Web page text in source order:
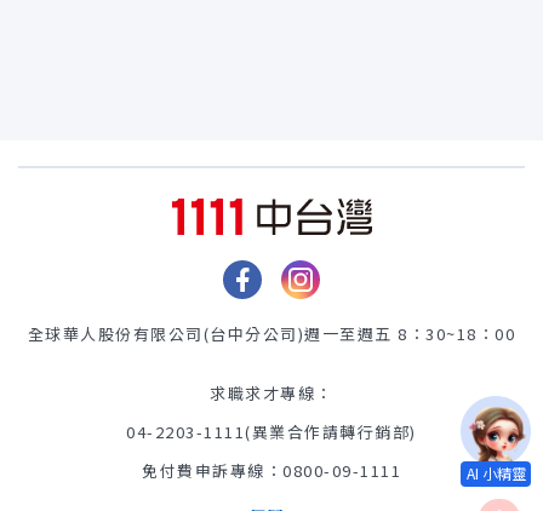
全球華人股份有限公司(台中分公司)週一至週五 8：30~18：00
求職求才專線：
04-2203-1111(異業合作請轉行銷部)
免付費申訴專線：0800-09-1111